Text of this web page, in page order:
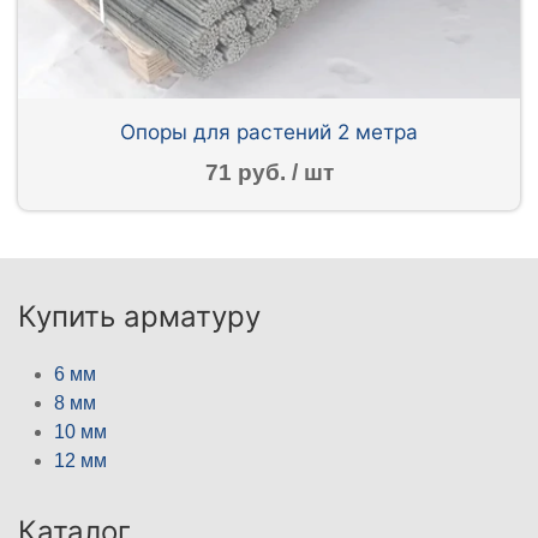
Опоры для растений 2 метра
71 руб. / шт
Купить арматуру
6 мм
8 мм
10 мм
12 мм